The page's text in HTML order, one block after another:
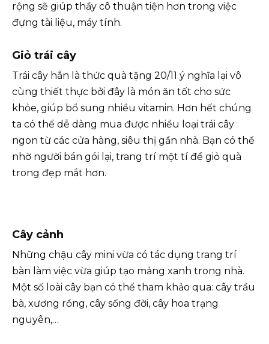
rộng sẽ giúp thầy cô thuận tiện hơn trong việc
đựng tài liệu, máy tính.
Giỏ trái cây
Trái cây hẳn là thức quà tặng 20/11 ý nghĩa lại vô
cùng thiết thực bởi đây là món ăn tốt cho sức
khỏe, giúp bổ sung nhiều vitamin. Hơn hết chúng
ta có thể dễ dàng mua được nhiều loại trái cây
ngon từ các cửa hàng, siêu thị gần nhà. Bạn có thể
nhờ người bán gói lại, trang trí một tí để giỏ quà
trong đẹp mắt hơn.
Cây cảnh
Những chậu cây mini vừa có tác dụng trang trí
bàn làm việc vừa giúp tạo mảng xanh trong nhà.
Một số loài cây bạn có thể tham khảo qua: cây trầu
bà, xương rồng, cây sống đời, cây hoa trạng
nguyên,…